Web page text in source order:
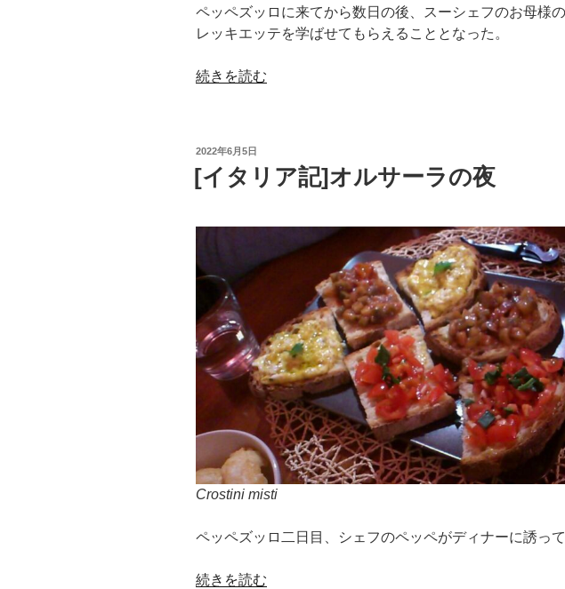
ペッペズッロに来てから数日の後、スーシェフのお母様
レッキエッテを学ばせてもらえることとなった。
“[イ
本
の
レ
キ
エ
ッ
テ”
続きを読む
投
日:
2022年6月5日
[イタリア記]オルサーラの夜
Crostini misti
ペッペズッロ二日目、シェフのペッペがディナーに誘って
“[イ
続きを読む